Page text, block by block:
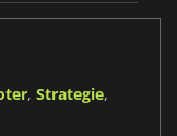
, Strategie,